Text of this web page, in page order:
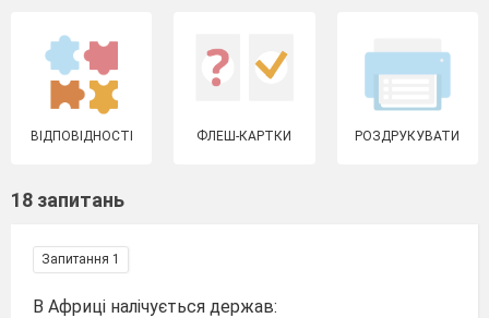
ВІДПОВІДНОСТІ ФЛЕШ-КАРТКИ РОЗДРУКУВАТИ
18 запитань
Запитання 1
В Африці налічується держав: